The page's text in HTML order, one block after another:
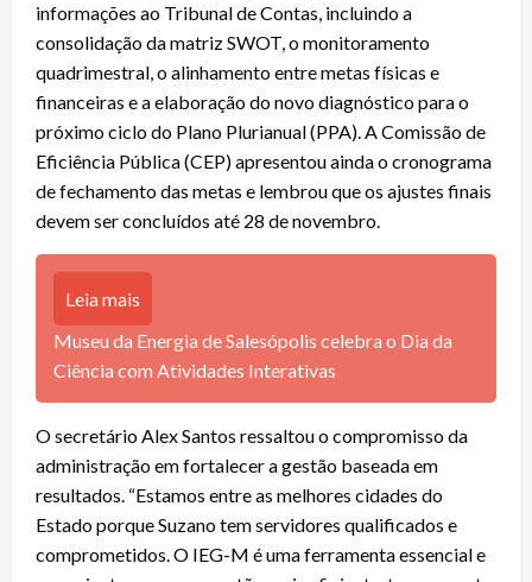
informações ao Tribunal de Contas, incluindo a
consolidação da matriz SWOT, o monitoramento
quadrimestral, o alinhamento entre metas físicas e
financeiras e a elaboração do novo diagnóstico para o
próximo ciclo do Plano Plurianual (PPA). A Comissão de
Eficiência Pública (CEP) apresentou ainda o cronograma
de fechamento das metas e lembrou que os ajustes finais
devem ser concluídos até 28 de novembro.
Leia mais
Museu da Energia de Salesópolis celebra o Dia da
Ciência com Atividades Interativas
O secretário Alex Santos ressaltou o compromisso da
administração em fortalecer a gestão baseada em
resultados. “Estamos entre as melhores cidades do
Estado porque Suzano tem servidores qualificados e
comprometidos. O IEG-M é uma ferramenta essencial e